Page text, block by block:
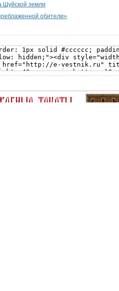
земли
обители»